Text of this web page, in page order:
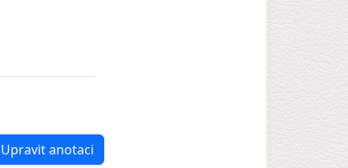
Upravit anotaci